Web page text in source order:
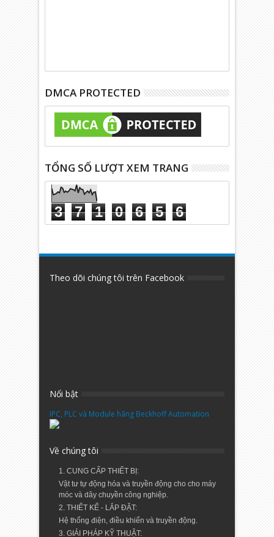
DMCA PROTECTED
TỔNG SỐ LƯỢT XEM TRANG
3 7 1 0 6 5 6
Theo dõi chúng tôi trên Facebook
Nổi bật
IPC, PLC và Module hãng Beckhoff Automation
Về chúng tôi
1. CUNG CẤP THIẾT BỊ:
Vật tư tự động hóa và truyền động cho cho máy
móc và dây chuyền công nghiệp.
2. THIẾT KẾ - LẮP ĐẶT:
Hệ thống điện, điều khiển và truyền động.
3. GIẢI PHÁP KỸ THUẬT: